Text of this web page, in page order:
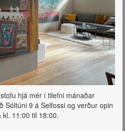
hjá mér í tilefni mánaðar
Sóltúni 9 á Selfossi og verður opin
11:00 til 18:00.